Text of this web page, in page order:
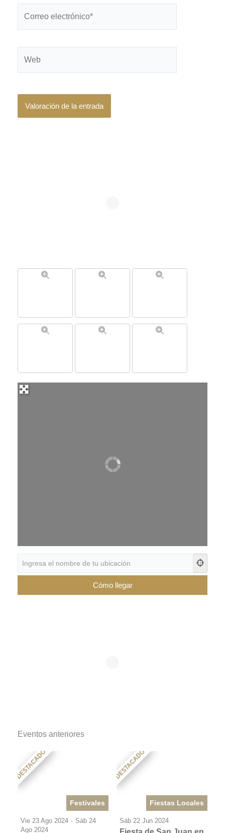
electrónico*
Eventos anteriores
DESTACADO
Festivales
Vie 23 Ago 2024 - Sáb 24
Ago 2024
DESTACADO
Fiestas Locales
Sáb 22 Jun 2024